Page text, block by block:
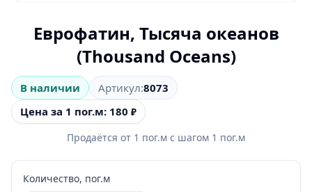
Еврофатин, Тысяча океанов
(Thousand Oceans)
В наличии Артикул:8073
Цена за 1 пог.м: 180 ₽
Продаётся от 1 пог.м с шагом 1 пог.м
Количество, пог.м